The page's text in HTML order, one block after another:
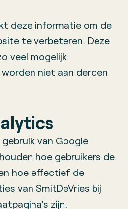
deze informatie om de
te verbeteren. Deze
veel mogelijk
niet aan derden
van Google
hoe gebruikers de
hoe effectief de
van SmitDeVries bij
zijn.